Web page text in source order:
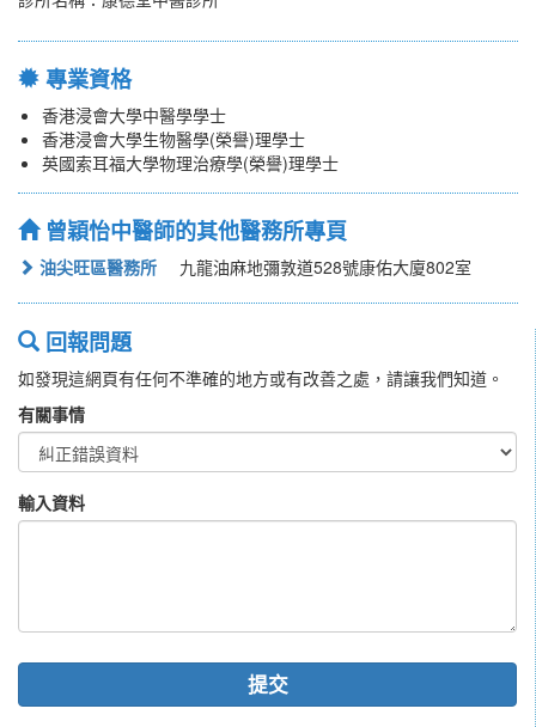
專業資格
香港浸會大學中醫學學士
香港浸會大學生物醫學(榮譽)理學士
英國索耳福大學物理治療學(榮譽)理學士
曾穎怡中醫師的其他醫務所專頁
油尖旺區醫務所 九龍油麻地彌敦道528號康佑大廈802室
回報問題
如發現這網頁有任何不準確的地方或有改善之處，請讓我們知道。
有關事情
輸入資料
提交